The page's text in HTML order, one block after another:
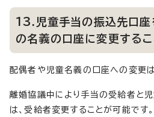
13.児童手当の振込先口座
の名義の口座に変更するこ
配偶者や児童名義の口座への変更は
離婚協議中により手当の受給者と
は、受給者変更することが可能です